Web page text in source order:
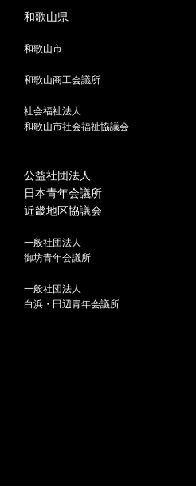
和歌山県
和歌山市
和歌山商工会議所
社会福祉法人
和歌山市社会福祉協議会
公益社団法人
日本青年会議所
近畿地区協議会
一般社団法人
御坊青年会議所
一般社団法人
白浜・田辺青年会議所